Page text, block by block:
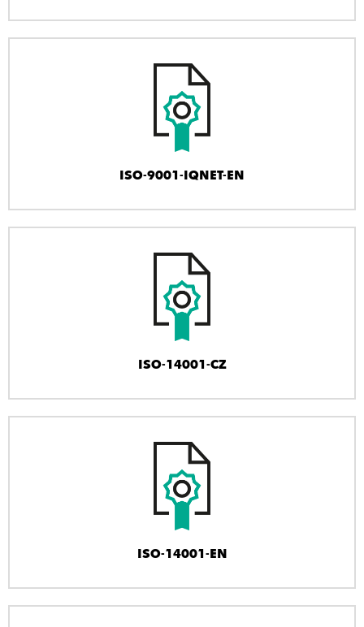
ISO-9001-IQNET-EN
ISO-14001-CZ
ISO-14001-EN